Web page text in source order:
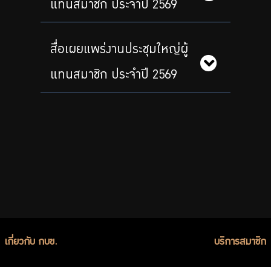
แทนสมาชิก ประจำปี 2569
สื่อเผยแพร่งานประชุมใหญ่ผู้
แทนสมาชิก ประจำปี 2569
เกี่ยวกับ กบข. บริการสมาชิก